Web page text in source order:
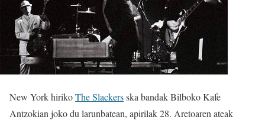
New York hirikoThe Slackersska bandak Bilboko Kafe
Antzokian joko du larunbatean, apirilak 28. Aretoaren ateak